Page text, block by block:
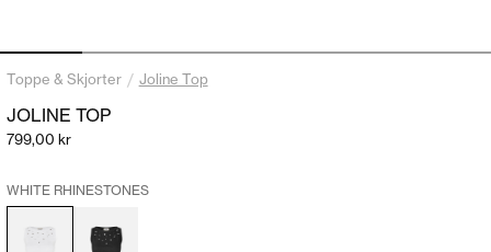
Toppe & Skjorter / Joline Top
JOLINE TOP
Salgspris
799,00 kr
WHITE RHINESTONES